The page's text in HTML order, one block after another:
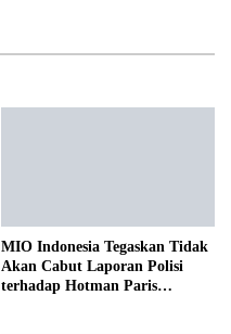
MIO Indonesia Tegaskan Tidak
Akan Cabut Laporan Polisi
terhadap Hotman Paris